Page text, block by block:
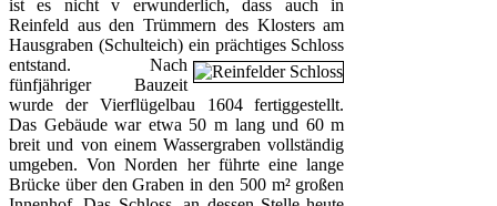
ist es nicht v
erwunderlich, dass auch in
Reinfeld aus den Trümmern des Klosters am
Hausgraben (Schulteich) ein prächtiges Schloss
entstand. Nach
fünfjähriger Bauzeit
wurde der Vierflügelbau 1604 fertiggestellt.
Das Gebäude war etwa 50 m lang und 60 m
breit und von einem Wassergraben vollständig
umgeben. Von Norden her führte eine lange
Brücke über den Graben in den 500 m² großen